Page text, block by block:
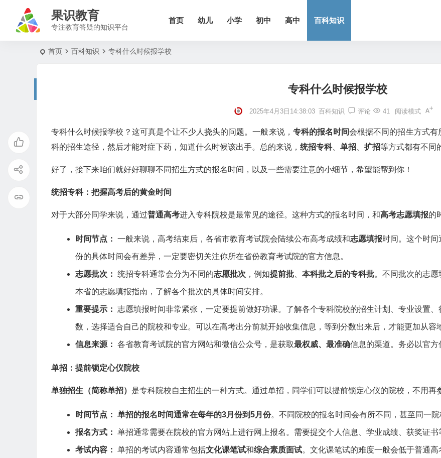
果识教育
专注教育答疑的知识平台
首页 幼儿 小学 初中 高中 百科知识
首页 百科知识 专科什么时候报学校
专科什么时候报学校
2025年4月3日14:38:03 百科知识 评论 41 阅读模式
专科什么时候报学校？这可真是个让不少人挠头的问题。一般来说， 专科的报名时间会根据不同的招生方式
科的招生途径，然后才能对症下药，知道什么时候该出手。总的来说， 统招专科、 单招 扩招等方式都有不同
好了，接下来咱们就好好聊聊不同招生方式的报名时间，以及一些需要注意的小细节，希望能帮到你！
统招专科：把握高考后的黄金时间
对于大部分同学来说，通过普通高考进入专科院校是最常见的途径。这种方式的报名时间，和高考志愿填报的
时间节点： 一般来说，高考结束后，各省市教育考试院会陆续公布高考成绩和志愿填报时间。这个时间
份的具体时间会有差异，一定要密切关注你所在省份教育考试院的官方信息。
志愿批次： 统招专科通常会分为不同的志愿批次 ，例如提前批 本科批之后的专科批。不同批次的志
本省的志愿填报指南，了解各个批次的具体时间安排。
重要提示： 志愿填报时间非常紧张，一定要提前做好功课。了解各个专科院校的招生计划、专业设置
数，选择适合自己的院校和专业。可以在高考出分前就开始收集信息，等到分数出来后，才能更加从容
信息来源： 各省教育考试院的官方网站和微信公众号，是获取最权威、最准确信息的渠道。务必以官方
单招：提前锁定心仪院校
单独招生（简称单招） 是专科院校自主招生的一种方式。通过单招，同学们可以提前锁定心仪的院校，不用再
时间节点： 单招的报名时间通常在每年的3月份到5月份。不同院校的报名时间会有所不同，甚至同一
报名方式： 单招通常需要在院校的官方网站上进行网上报名。需要提交个人信息、学业成绩、获奖证书
考试内容： 单招的考试内容通常包括文化课笔试和综合素质面试。文化课笔试的难度一般会低于普通